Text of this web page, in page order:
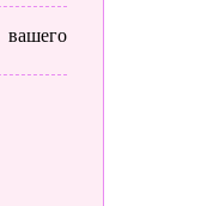
вашего